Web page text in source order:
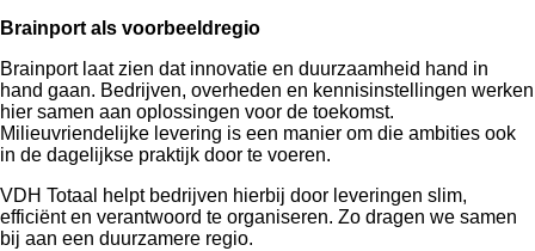
Brainport als voorbeeldregio
Brainport laat zien dat innovatie en duurzaamheid hand in
hand gaan. Bedrijven, overheden en kennisinstellingen werken
hier samen aan oplossingen voor de toekomst.
Milieuvriendelijke levering is een manier om die ambities ook
in de dagelijkse praktijk door te voeren.
VDH Totaal helpt bedrijven hierbij door leveringen slim,
efficiënt en verantwoord te organiseren. Zo dragen we samen
bij aan een duurzamere regio.